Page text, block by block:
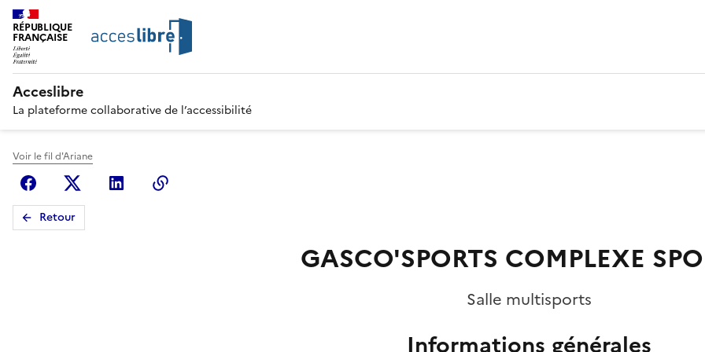
RÉPUBLIQUE
FRANÇAISE
Acceslibre
La plateforme collaborative de l’accessibilité
Voir le fil d'Ariane
FacebookX (anciennement Twitter)
Linkedin
Retour
GASCO'SPORTS COMPLEXE
Salle multisports
Informations générales